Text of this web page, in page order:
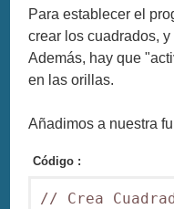
Para establecer el
crear los cuadrados,
Además, hay que
en las orillas.
Añadimos a nuestra
Código :
// Crea